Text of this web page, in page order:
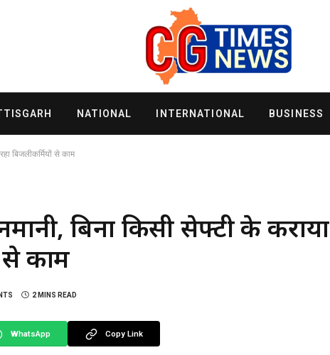
NATIONAL INTERNATIONAL BUSINESS
बिजलीकर्मियों से काम
बिना किसी सेफ्टी के कराया
से काम
2 MINS READ
WhatsApp Copy Link